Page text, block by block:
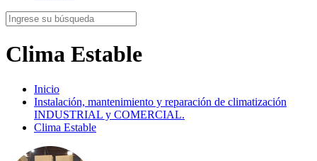
Clima Estable
Inicio
Instalación, mantenimiento y reparación de climatización
INDUSTRIAL y COMERCIAL.
Clima Estable